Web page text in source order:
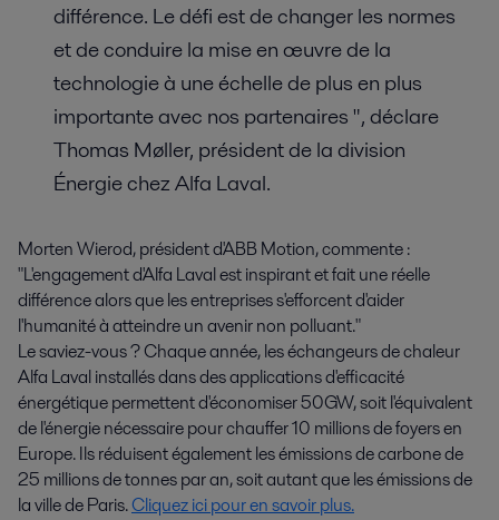
différence. Le défi est de changer les normes
et de conduire la mise en œuvre de la
technologie à une échelle de plus en plus
importante avec nos partenaires ", déclare
Thomas Møller, président de la division
Énergie chez Alfa Laval.
Morten Wierod, président d'ABB Motion, commente :
"L'engagement d'Alfa Laval est inspirant et fait une réelle
différence alors que les entreprises s'efforcent d'aider
l'humanité à atteindre un avenir non polluant."
Le saviez-vous ? Chaque année, les échangeurs de chaleur
Alfa Laval installés dans des applications d'efficacité
énergétique permettent d'économiser 50GW, soit l'équivalent
de l'énergie nécessaire pour chauffer 10 millions de foyers en
Europe. Ils réduisent également les émissions de carbone de
25 millions de tonnes par an, soit autant que les émissions de
la ville de Paris.Cliquez ici pour en savoir plus.